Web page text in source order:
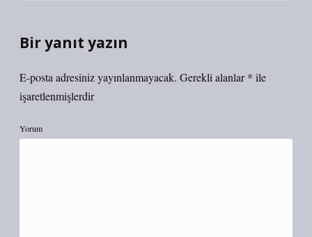
Bir yanıt yazın
E-posta adresiniz yayınlanmayacak. Gerekli alanlar* ile
işaretlenmişlerdir
Yorum